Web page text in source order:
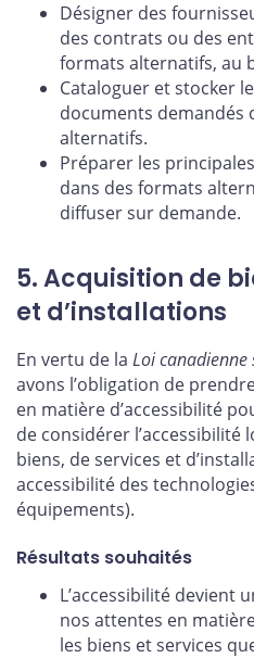
Désigner des
des contrats ou des
formats alternatifs, au
Cataloguer et stocker
documents demandés
alternatifs.
Préparer les
dans des formats
diffuser sur demande.
5. Acquisition de
et d’installations
En vertu de la Loi canadienne
avons l’obligation de
en matière d’accessibilité
de considérer
biens, de services et
accessibilité des
équipements).
Résultats souhaités
L’accessibilité devient
nos attentes en
les biens et services